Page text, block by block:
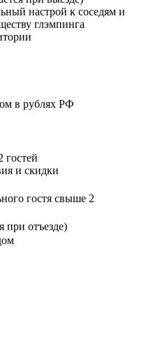
настрой к соседям и
глэмпинга
в рублях РФ
гостей
и скидки
гостя свыше 2
при отъезде)